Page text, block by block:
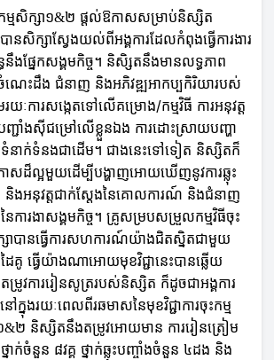
ម្មសិក្សា១&២ ផ្តល់ឱកាសសម្រាប់និស្សិត
ានសិក្សាស្វែងយល់ពីអង្គការដែលកំពុងធ្វើការងារ
នឹងផ្នែកសង្គមកិច្ច។ និសិ្សតនឹងមានលទ្ធភាព
ចំណេះដឹង ជំនាញ និងអភិវឌ្ឍអាកប្បកិរិយារបស់
រយៈការសង្កេតទៅលើគម្រោង/កម្មវិធី ការអនុវត្ត
បញ្ជាំងស៊ីជម្រៅលើខ្លួនឯង ការដោះស្រាយបញ្ហា
ទំនាក់ទំនងជាដើម។ ជាងនេះទៅទៀត និស្សិតក៏
ាសដ៏ល្អមួយដើម្បីបង្ហាញអោយឃើញនូវការឆ្លុះ
និងអនុវត្តជាក់ស្តែងនៃគោលការណ៍ និងជំនាញ
ៈនៃការងាសង្គមកិច្ច។ គ្រូសម្របសម្រួលកម្មវិធីចុះ
សាបានធ្វើការសហការណ៍យ៉ាងជិតស្និតជាមួយ
ដៃគូ ធ្វើយ៉ាងណាអោយមុខវិជ្ជានេះបានឆ្លើយ
ម្រូវការរៀនសូត្ររបស់និស្សិត ក៏ដូចជាអង្គការ
ៅក្នុងរយៈពេលពីរឆមាសនៃមុខវិជ្ជាការចុះកម្ម
&២ និស្សិតនឹងតម្រូវអោយមាន ការរៀនត្រៀម
នាក់ចំនួន ៨វគ្គ ថ្នាក់ឆ្លុះបញ្ចាំងចំនួន ៤ដង និង